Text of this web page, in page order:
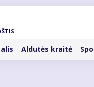
Aldutės kraitė